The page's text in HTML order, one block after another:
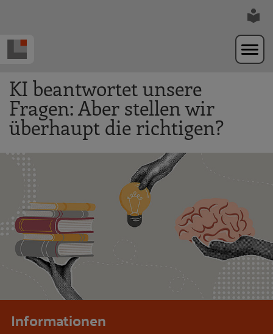
KI beantwortet unsere
Fragen: Aber stellen wir
überhaupt die richtigen?
Informationen